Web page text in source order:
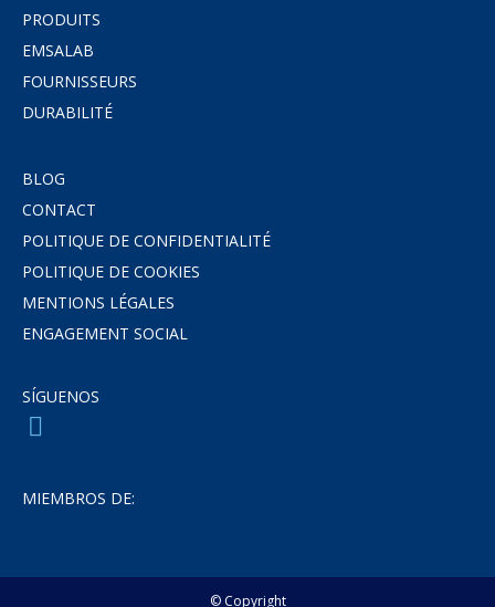
PRODUITS
EMSALAB
FOURNISSEURS
DURABILITÉ
BLOG
CONTACT
POLITIQUE DE CONFIDENTIALITÉ
POLITIQUE DE COOKIES
MENTIONS LÉGALES
ENGAGEMENT SOCIAL
SÍGUENOS
MIEMBROS DE:
© Copyright